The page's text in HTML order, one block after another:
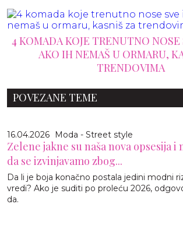
4 KOMADA KOJE TRENUTNO
AKO IH NEMAŠ U ORMARU,
TRENDOVIMA
POVEZANE TEME
16.04.2026 Moda - Street style
Zelene jakne su naša nova opsesija i
da se izvinjavamo zbog...
Da li je boja konačno postala jedini modni
vredi? Ako je suditi po proleću 2026,
da.